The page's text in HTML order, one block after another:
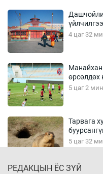
4 цаг 32
Манайхан
өрсөлдөх
5 цаг 2 мин
Тарвага
5 цаг 32
РЕДАКЦЫН ЁС ЗҮЙ